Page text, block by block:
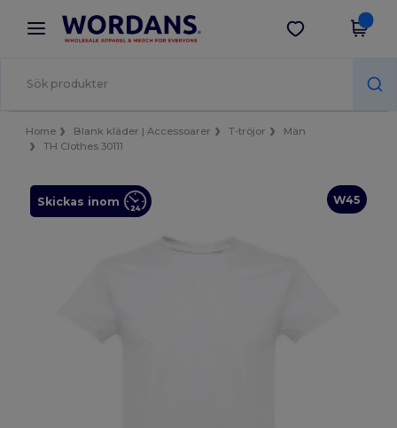
× Wordans-app
Bättre priser i appen!
Hämta app
Home Blank kläder | Accessoarer T-tröjor
Män
TH Clothes 30111
W45
Skickas inom